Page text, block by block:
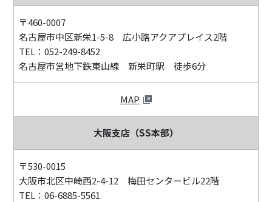
〒460-0007
名古屋市中区新栄1-5-8 広小路アクアプレイス2階
TEL：052-249-8452
名古屋市営地下鉄東山線 新栄町駅 徒歩6分
MAP
大阪支店（SS本部）
〒530-0015
大阪市北区中崎西2-4-12 梅田センタービル22階
TEL：06-6885-5561